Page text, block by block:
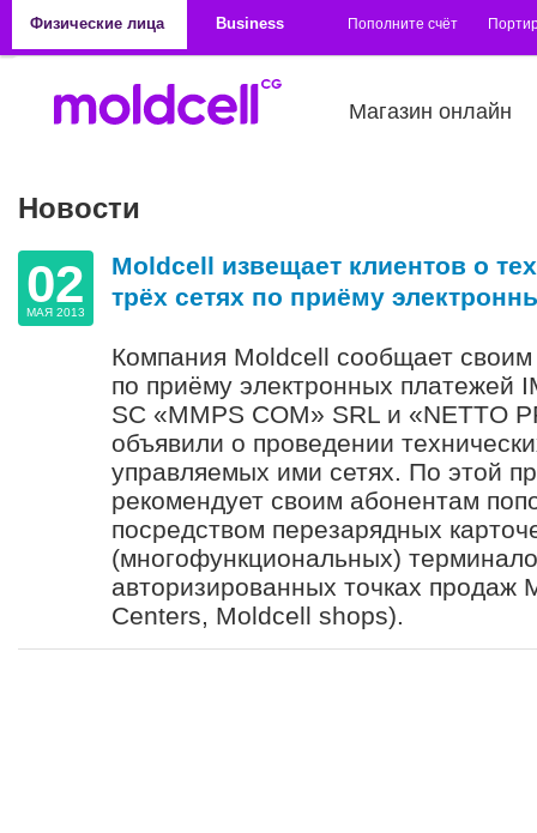
Физические лица
Business Пополните счёт
Магазин онлайн
Новости
02
МАЯ 2013
Moldcell извещает клиентов о
трёх сетях по приёму
Компания Moldcell сообщает своим
по приёму электронных платежей
SC «MMPS COM» SRL и «NETTO
объявили о проведении
управляемых ими сетях. По этой
рекомендует своим абонентам
посредством перезарядных
(многофункциональных)
авторизированных точках продаж
Centers, Moldcell shops).
Страницы